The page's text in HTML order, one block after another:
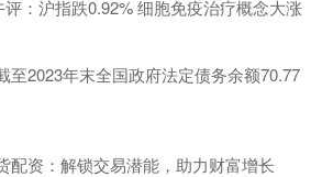
：沪指跌0.92% 细胞免疫治疗概念大涨
至2023年末全国政府法定债务余额70.77
配资：解锁交易潜能，助力财富增长